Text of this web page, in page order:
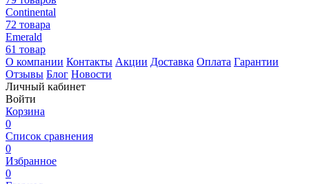
Continental
72 товара
Emerald
61 товар
О компании Контакты Акции Доставка Оплата Гарантии
Отзывы Блог Новости
Личный кабинет
Войти
Корзина
0
Список сравнения
0
Избранное
0